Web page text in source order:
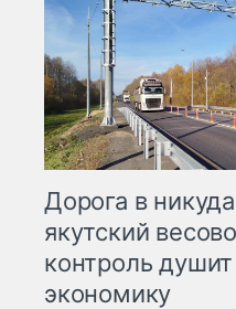
Дорога в
якутский
контроль душит
экономику